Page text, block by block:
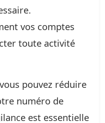
vos comptes
toute activité
pouvez réduire
numéro de
est essentielle